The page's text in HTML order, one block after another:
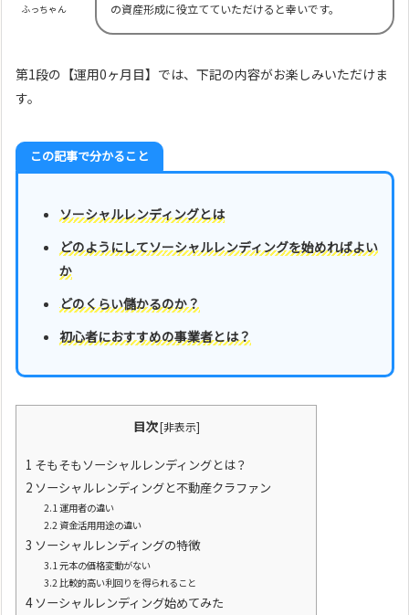
ふっちゃん
の資産形成に役立てていただけると幸いです。
第1段の【運用0ヶ月目】では、下記の内容がお楽しみいただけま
す。
この記事で分かること
ソーシャルレンディングとは
どのようにしてソーシャルレンディングを始めればよい
か
どのくらい儲かるのか？
初心者におすすめの事業者とは？
目次 [非表示]
1 そもそもソーシャルレンディングとは？
2 ソーシャルレンディングと不動産クラファン
2.1 運用者の違い
2.2 資金活用用途の違い
3 ソーシャルレンディングの特徴
3.1 元本の価格変動がない
3.2 比較的高い利回りを得られること
4ソーシャルレンディング始めてみた